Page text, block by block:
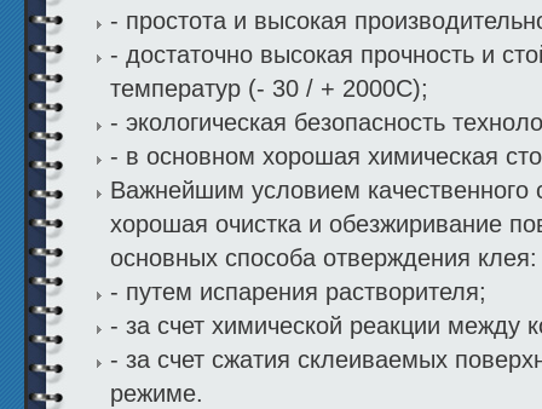
- простота и высокая
- достаточно высокая прочность и
температур (- 30 / + 2000С);
- экологическая безопасность
- в основном хорошая химическая
Важнейшим условием качественного
хорошая очистка и обезжиривание
основных способа отверждения клея:
- путем испарения растворителя;
- за счет химической реакции между
- за счет сжатия склеиваемых
режиме.